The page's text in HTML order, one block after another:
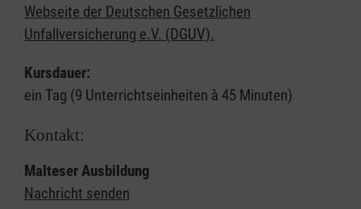
Webseite der Deutschen Gesetzlichen
Unfallversicherung e.V. (DGUV).
Kursdauer:
ein Tag (9 Unterrichtseinheiten à 45 Minuten)
Kontakt:
Malteser Ausbildung
Nachricht senden